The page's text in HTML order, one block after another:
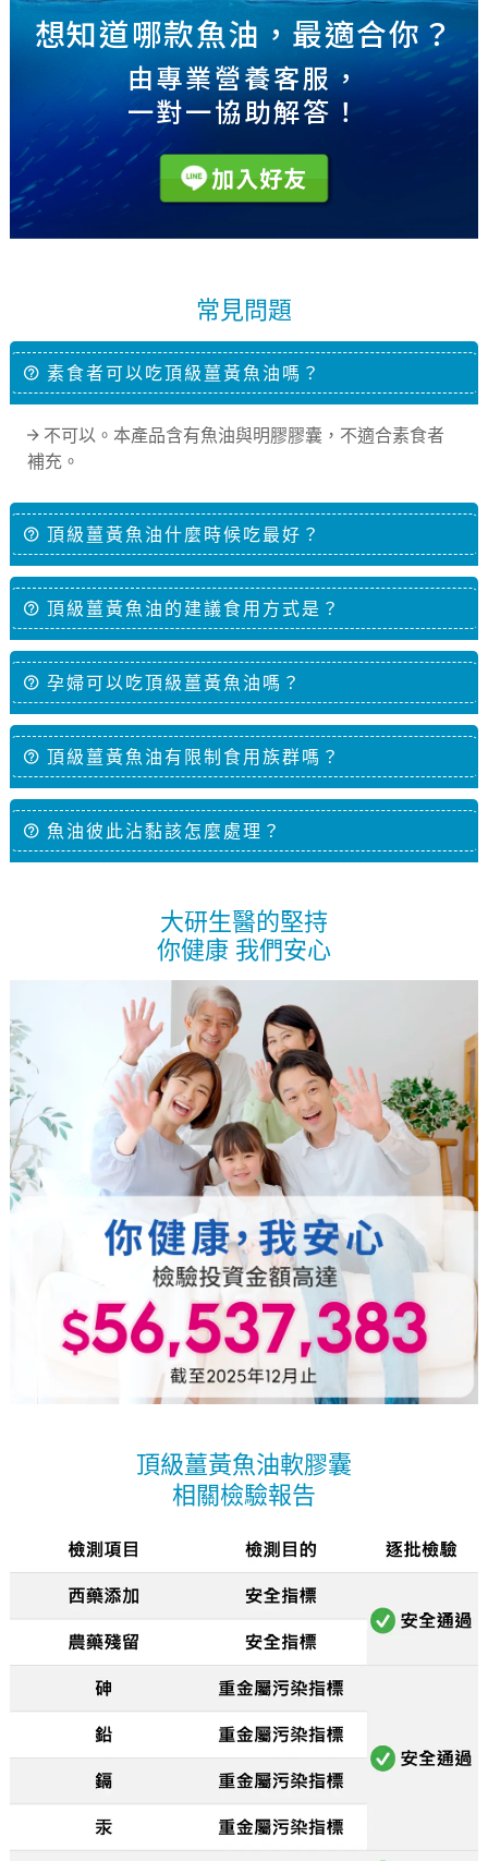
想知道哪款魚油，最適合你？
由專業營養客服，
一對一協助解答！
加入好友
常見問題
素食者可以吃頂級薑黃魚油嗎？
不可以。本產品含有魚油與明膠膠囊，不適合素食者
補充。
頂級薑黃魚油什麼時候吃最好？
頂級薑黃魚油的建議食用方式是？
孕婦可以吃頂級薑黃魚油嗎？
頂級薑黃魚油有限制食用族群嗎？
魚油彼此沾黏該怎麼處理？
大研生醫的堅持
你健康 我們安心
頂級薑黃魚油軟膠囊
相關檢驗報告